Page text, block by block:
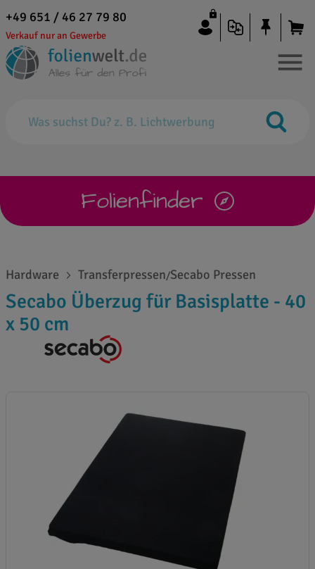
+49 651 / 46 27 79 80
Verkauf nur an Gewerbe
Folienfinder
Hardware Transferpressen/Secabo Pressen
Secabo Überzug für Basisplatte - 40
x 50 cm